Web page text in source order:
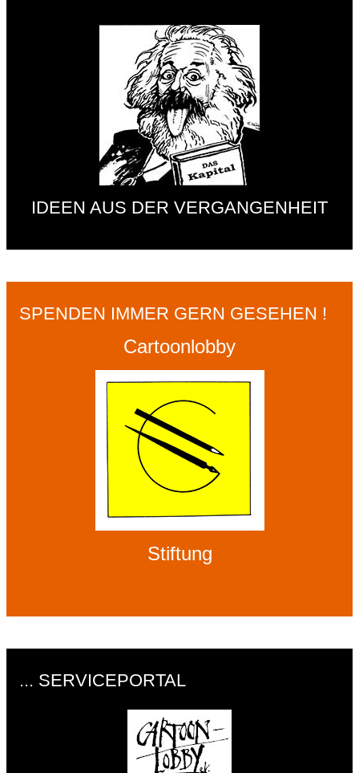
IDEEN AUS DER VERGANGENHEIT
SPENDEN IMMER GERN GESEHEN !
Cartoonlobby
Stiftung
... SERVICEPORTAL